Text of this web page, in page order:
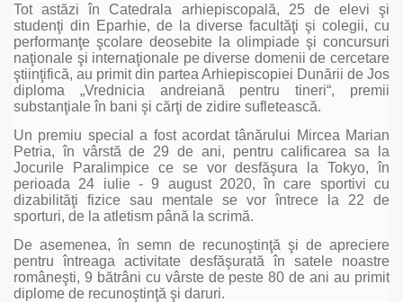
Tot astăzi în Catedrala arhiepiscopală, 25 de elevi şi
studenţi din Eparhie, de la diverse facultăţi şi colegii, cu
performanţe şcolare deosebite la olimpiade şi concursuri
naţionale şi internaţionale pe diverse domenii de cercetare
ştiinţifică, au primit din partea Arhiepiscopiei Dunării de Jos
diploma „Vrednicia andreiană pentru tineri“, premii
substanţiale în bani şi cărţi de zidire sufletească.
Un premiu special a fost acordat tânărului Mircea Marian
Petria, în vârstă de 29 de ani, pentru calificarea sa la
Jocurile Paralimpice ce se vor desfăşura la Tokyo, în
perioada 24 iulie - 9 august 2020, în care sportivi cu
dizabilităţi fizice sau mentale se vor întrece la 22 de
sporturi, de la atletism până la scrimă.
De asemenea, în semn de recunoştinţă şi de apreciere
pentru întreaga activitate desfăşurată în satele noastre
româneşti, 9 bătrâni cu vârste de peste 80 de ani au primit
diplome de recunoştinţă şi daruri.